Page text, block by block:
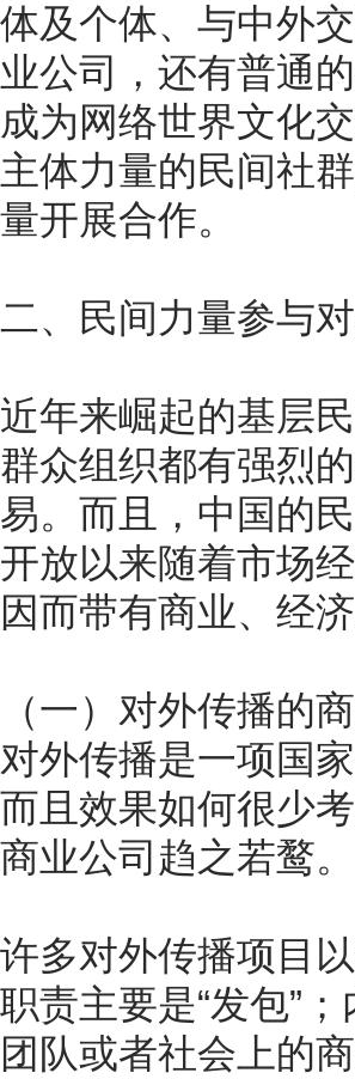
体及个体、与中外
业公司，还有普通
成为网络世界文化
主体力量的民间社
量开展合作。
二、民间力量参与
近年来崛起的基层
群众组织都有强烈
易。而且，中国的
开放以来随着市场
因而带有商业、经
（一）对外传播的
对外传播是一项国
而且效果如何很少
商业公司趋之若鹜。
许多对外传播项目
职责主要是“发包”
团队或者社会上的